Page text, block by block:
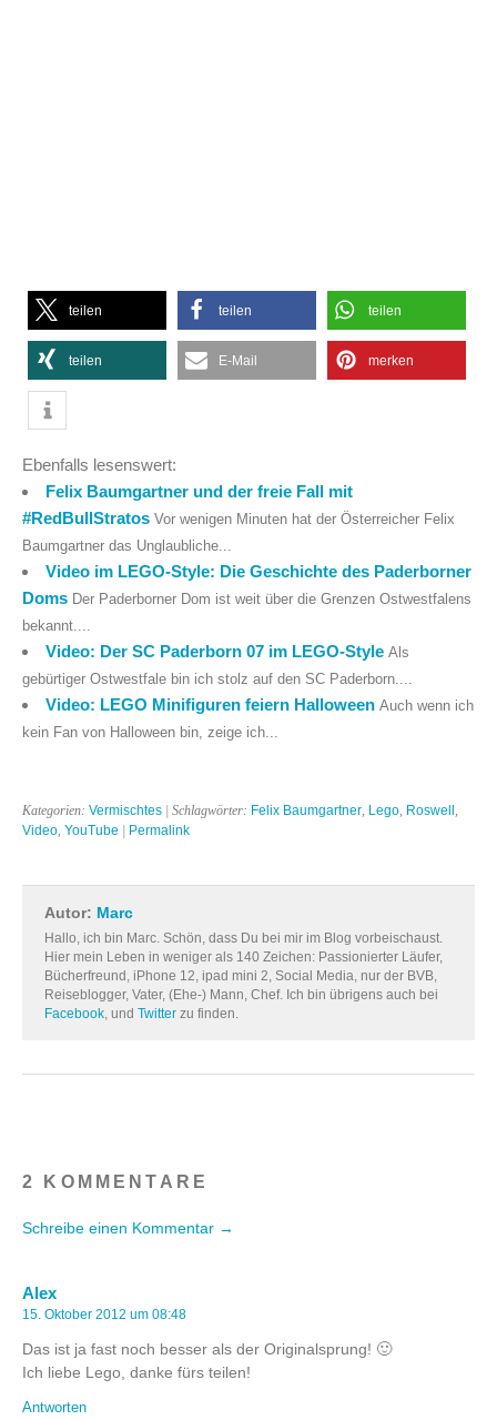
teilen teilen teilen
teilen E-Mail merken
Ebenfalls lesenswert:
Felix Baumgartner und der freie Fall mit
#RedBullStratos Vor wenigen Minuten hat der Österreicher Felix
Baumgartner das Unglaubliche...
Video im LEGO-Style: Die Geschichte des Paderborner
Doms Der Paderborner Dom ist weit über die Grenzen Ostwestfalens
bekannt....
Video: Der SC Paderborn 07 im LEGO-Style Als
gebürtiger Ostwestfale bin ich stolz auf den SC Paderborn....
Video: LEGO Minifiguren feiern Halloween Auch wenn ich
kein Fan von Halloween bin, zeige ich...
Kategorien: Vermischtes | Schlagwörter: Felix Baumgartner, Lego, Roswell ,
Video, YouTube Permalink
Autor: Marc
Hallo, ich bin Marc. Schön, dass Du bei mir im Blog vorbeischaust.
Hier mein Leben in weniger als 140 Zeichen: Passionierter Läufer,
Bücherfreund, iPhone 12, ipad mini 2, Social Media, nur der BVB,
Reiseblogger, Vater, (Ehe-) Mann, Chef. Ich bin übrigens auch bei
Facebook, und Twitter zu finden.
2 KOMMENTARE
Schreibe einen Kommentar →
Alex
15. Oktober 2012 um 08:48
Das ist ja fast noch besser als der Originalsprung! 🙂
Ich liebe Lego, danke fürs teilen!
Antworten